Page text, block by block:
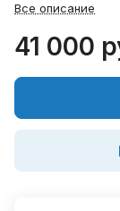
Все описание
41 000